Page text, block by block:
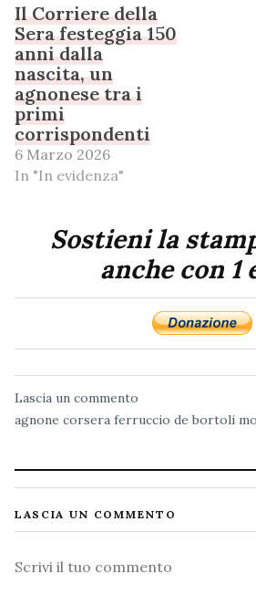
Il Corriere della
Sera festeggia 150
anni dalla
nascita, un
agnonese tra i
primi
corrispondenti
6 Marzo 2026
In "In evidenza"
Sostieni la
anche con 1
Lascia un commento
agnone corsera ferruccio de bortoli
LASCIA UN COMMENTO
Commento